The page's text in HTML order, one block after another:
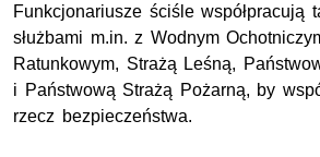
Funkcjonariusze ściśle współpracują
służbami m.in. z Wodnym
Ratunkowym, Strażą Leśną,
i Państwową Strażą Pożarną, by
rzecz bezpieczeństwa.